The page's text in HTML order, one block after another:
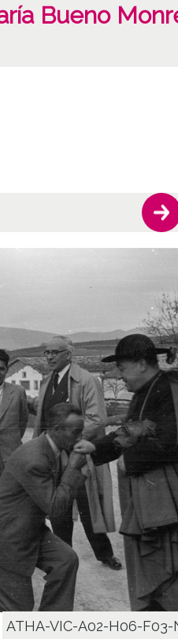
Bueno
ATHA-VIC-A02-H06-F03-